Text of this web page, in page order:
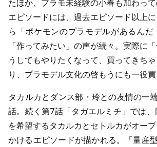
たほか、プラモ未経験の小春も加わっ
エピソードには、過去エピソード以上
ら「ポケモンのプラモデルがあるんだ
「作ってみたい」の声が続々。実際に
うしてもやりたくなって、買ってきち
り、プラモデル文化の啓もうにも一役買
タカルカとダンス部・玲との友情の一
話。続く第7話「タガエルミチ」では
を希望するタカルカとセトルカがオー
かけるエピソードが描かれる。「量産